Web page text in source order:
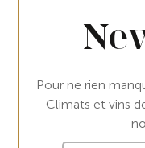
Pour ne rien
Climats et vins